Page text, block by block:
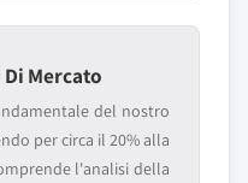
Mercato
del nostro
per circa il 20% alla
l'analisi della